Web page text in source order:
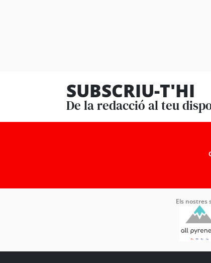
SUBSCRIU-T'HI
De la redacció al teu
Els nostres